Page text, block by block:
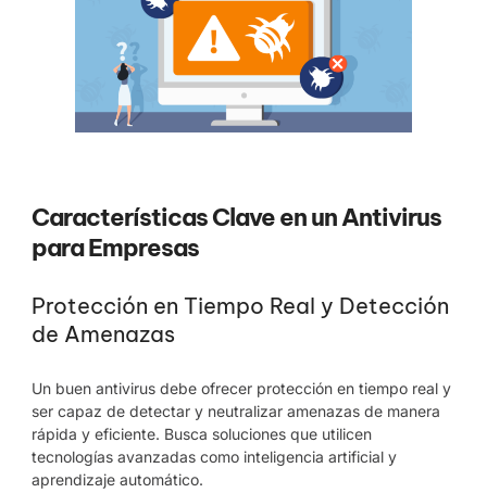
Características Clave en un Antivirus
para Empresas
Protección en Tiempo Real y Detección
de Amenazas
Un buen antivirus debe ofrecer protección en tiempo real y
ser capaz de detectar y neutralizar amenazas de manera
rápida y eficiente. Busca soluciones que utilicen
tecnologías avanzadas como inteligencia artificial y
aprendizaje automático.